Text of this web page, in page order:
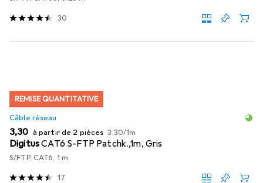
30
REMISE QUANTITATIVE
Câble réseau
EUR
3,30 à partir de 2 pièces EUR
3,30/1m
DigitusCAT6 S-FTP Patchk.,1m, Gris
S/FTP, CAT6, 1 m
17